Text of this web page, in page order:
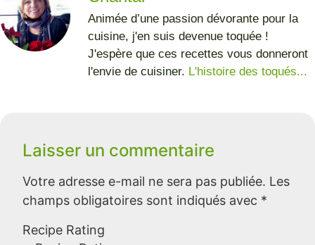
Animée d’une passion dévorante pour la
cuisine, j'en suis devenue toquée !
J'espère que ces recettes vous donneront
l'envie de cuisiner. L'histoire des toqués...
Laisser un commentaire
Votre adresse e-mail ne sera pas publiée. Les
champs obligatoires sont indiqués avec *
Recipe Rating